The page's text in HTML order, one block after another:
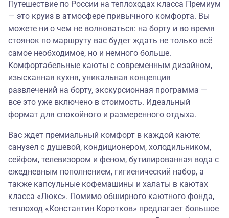
Путешествие по России на теплоходах класса Премиум
— это круиз в атмосфере привычного комфорта. Вы
можете ни о чем не волноваться: на борту и во время
стоянок по маршруту вас будет ждать не только всё
самое необходимое, но и немного больше.
Комфортабельные каюты с современным дизайном,
изысканная кухня, уникальная концепция
развлечений на борту, экскурсионная программа —
все это уже включено в стоимость. Идеальный
формат для спокойного и размеренного отдыха.
Вас ждет премиальный комфорт в каждой каюте:
санузел с душевой, кондиционером, холодильником,
сейфом, телевизором и феном, бутилированная вода с
ежедневным пополнением, гигиенический набор, а
также капсульные кофемашины и халаты в каютах
класса «Люкс». Помимо обширного каютного фонда,
теплоход «Константин Коротков» предлагает большое